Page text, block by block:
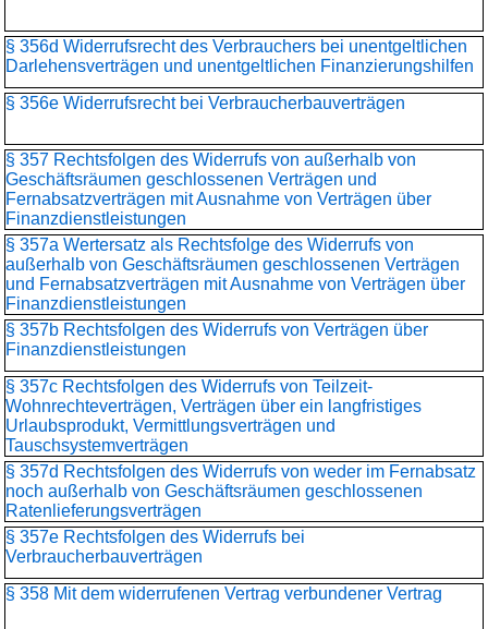
§ 356d Widerrufsrecht des Verbrauchers bei unentgeltlichen
Darlehensverträgen und unentgeltlichen Finanzierungshilfen
§ 356e Widerrufsrecht bei Verbraucherbauverträgen
§ 357 Rechtsfolgen des Widerrufs von außerhalb von
Geschäftsräumen geschlossenen Verträgen und
Fernabsatzverträgen mit Ausnahme von Verträgen über
Finanzdienstleistungen
§ 357a Wertersatz als Rechtsfolge des Widerrufs von
außerhalb von Geschäftsräumen geschlossenen Verträgen
und Fernabsatzverträgen mit Ausnahme von Verträgen über
Finanzdienstleistungen
§ 357b Rechtsfolgen des Widerrufs von Verträgen über
Finanzdienstleistungen
§ 357c Rechtsfolgen des Widerrufs von Teilzeit-
Wohnrechteverträgen, Verträgen über ein langfristiges
Urlaubsprodukt, Vermittlungsverträgen und
Tauschsystemverträgen
§ 357d Rechtsfolgen des Widerrufs von weder im Fernabsatz
noch außerhalb von Geschäftsräumen geschlossenen
Ratenlieferungsverträgen
§ 357e Rechtsfolgen des Widerrufs bei
Verbraucherbauverträgen
§ 358 Mit dem widerrufenen Vertrag verbundener Vertrag